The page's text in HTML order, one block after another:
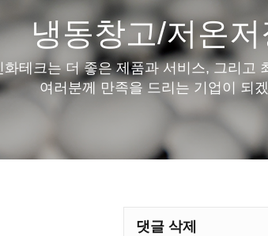
냉동창고/저온저
화테크는 더 좋은 제품과 서비스, 그리고
여러분께 만족을 드리는 기업이 되
댓글 삭제